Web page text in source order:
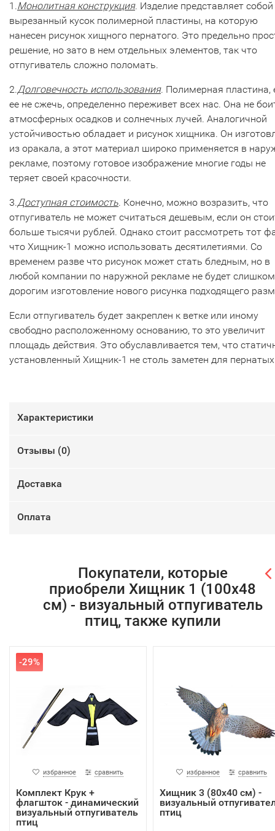
1.Монолитная конструкция. Изделие представляет собой
вырезанный кусок полимерной пластины, на которую
нанесен рисунок хищного пернатого. Это предельно
решение, но зато в нем отдельных элементов, так что
отпугиватель сложно поломать.
2. Долговечность использования. Полимерная пластина,
ее не сжечь, определенно переживет всех нас. Она не
атмосферных осадков и солнечных лучей. Аналогичной
устойчивостью обладает и рисунок хищника. Он
из оракала, а этот материал широко применяется в
рекламе, поэтому готовое изображение многие годы не
теряет своей красочности.
3. Доступная стоимость. Конечно, можно возразить, что
отпугиватель не может считаться дешевым, если он
больше тысячи рублей. Однако стоит рассмотреть тот
что Хищник-1 можно использовать десятилетиями. Со
временем разве что рисунок может стать бледным, но в
любой компании по наружной рекламе не будет слишком
дорогим изготовление нового рисунка подходящего
Если отпугиватель будет закреплен к ветке или иному
свободно расположенному основанию, то это увеличит
площадь действия. Это обуславливается тем, что
установленный Хищник-1 не столь заметен для
Характеристики
Отзывы (0)
Доставка
Оплата
Покупатели, которые
приобрели Хищник 1 (100х48
см) - визуальный отпугиватель
птиц, также купили
-29%
избранное сравнить
Комплект Крук +
флагшток - динамический
визуальный отпугиватель
птиц
избранное сравнить
Хищник 3 (80х40 см) -
визуальный
птиц